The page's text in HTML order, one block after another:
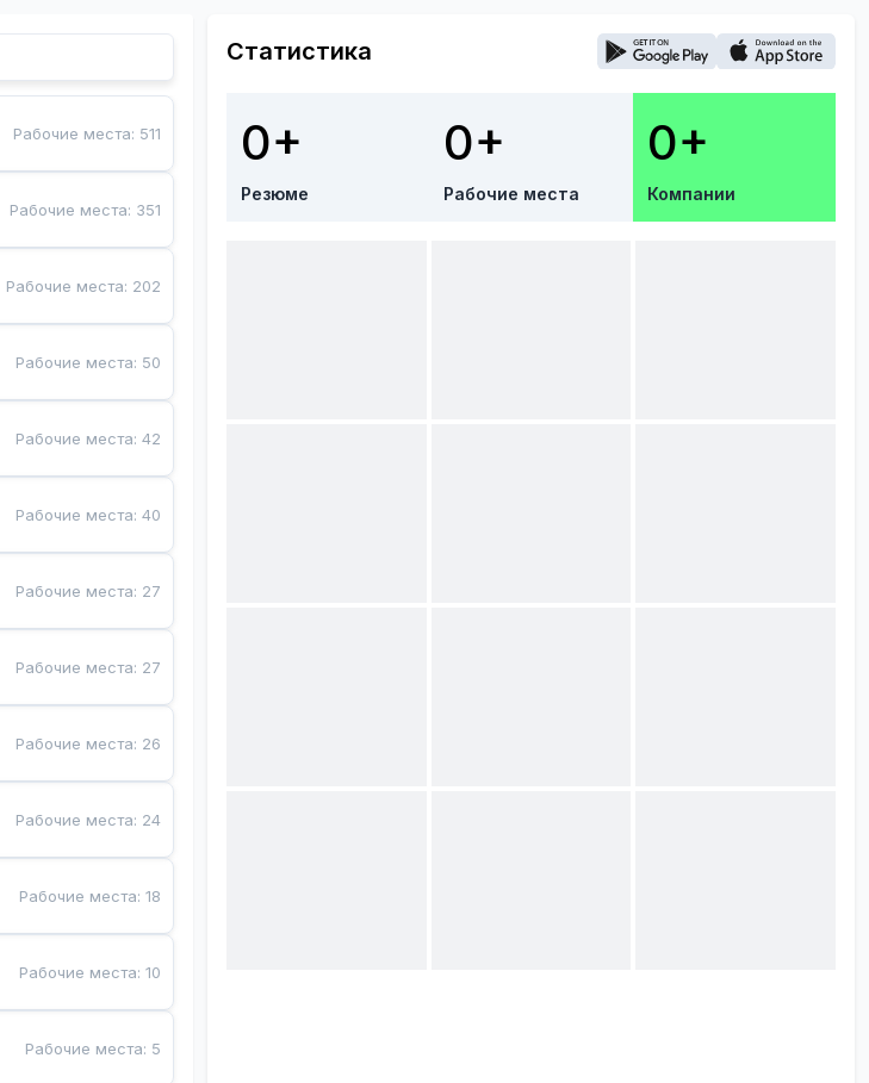
Рабочие места: 511
Рабочие места: 351
Рабочие места: 202
Рабочие места: 50
Рабочие места:42
Рабочие места:40
Рабочие места: 27
Рабочие места: 27
Рабочие места: 26
Рабочие места: 24
Рабочие места:18
Рабочие места:10
Рабочие места: 5
Статистика
0+
Резюме
0+
Рабочие места
0+
Компании